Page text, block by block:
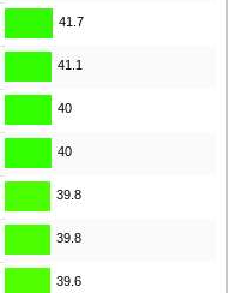
41.7
41.1
40
40
39.8
39.8
39.6